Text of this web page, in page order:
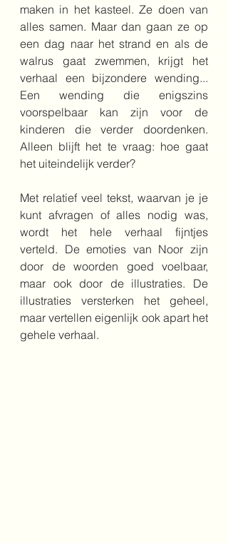
maken in het kasteel. Ze doen van
alles samen. Maar dan gaan ze op
een dag naar het strand en als de
walrus gaat zwemmen, krijgt het
verhaal een bijzondere wending...
Een wending die enigszins
voorspelbaar kan zijn voor de
kinderen die verder doordenken.
Alleen blijft het te vraag: hoe gaat
het uiteindelijk verder?
Met relatief veel tekst, waarvan je je
kunt afvragen of alles nodig was,
wordt het hele verhaal fijntjes
verteld. De emoties van Noor zijn
door de woorden goed voelbaar,
maar ook door de illustraties. De
illustraties versterken het geheel,
maar vertellen eigenlijk ook apart het
gehele verhaal.